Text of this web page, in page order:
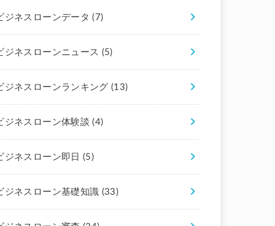
ジネスローンデータ(7)
ジネスローンニュース (5)
ジネスローンランキング(13)
ジネスローン体験談(4)
ジネスローン即日 (5)
ジネスローン基礎知識 (33)